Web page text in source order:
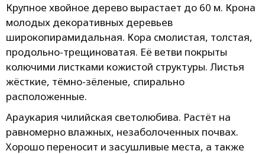
Крупное хвойное дерево вырастает до 60 м. Крона
молодых декоративных деревьев
широкопирамидальная. Кора смолистая, толстая,
продольно-трещиноватая. Её ветви покрыты
колючими листками кожистой структуры. Листья
жёсткие, тёмно-зёленые, спирально
расположенные.
Араукария чилийская светолюбива. Растёт на
равномерно влажных, незаболоченных почвах.
Хорошо переносит и засушливые места, а также